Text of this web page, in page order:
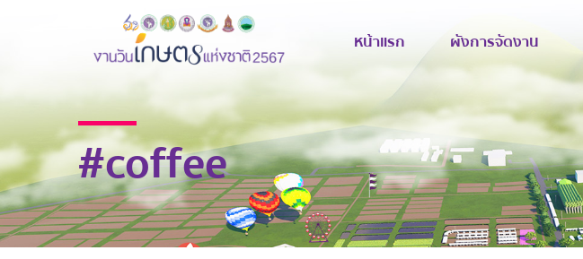
หน้าแรก ผังการจัดงาน
#coffee